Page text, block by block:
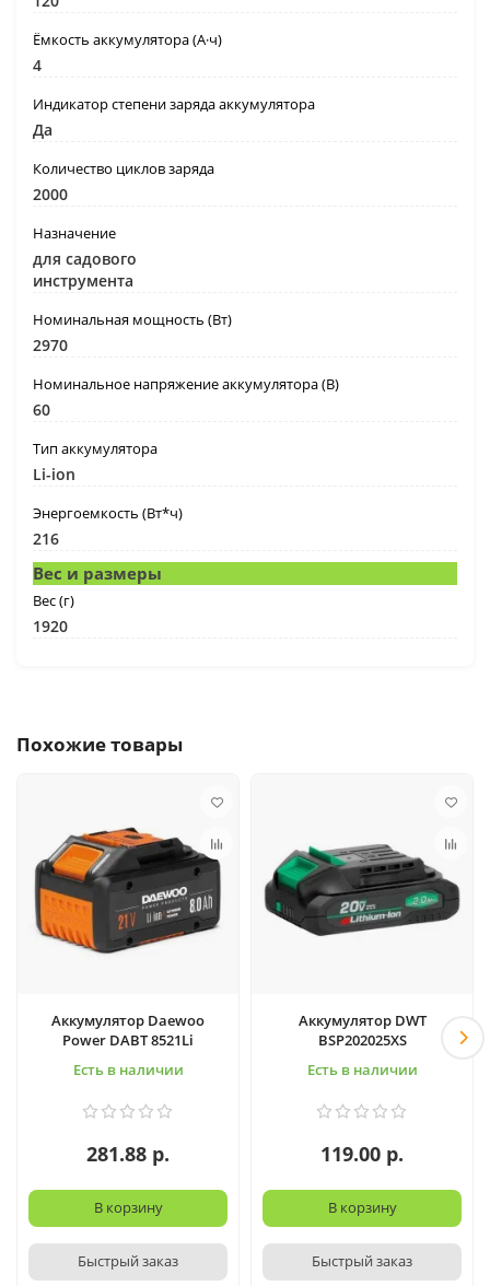
Ёмкость аккумулятора (А·ч)
4
Индикатор степени заряда аккумулятора
Да
Количество циклов заряда
2000
Назначение
для садового
инструмента
Номинальная мощность (Вт)
2970
Номинальное напряжение аккумулятора (В)
60
Тип аккумулятора
Li-ion
Энергоемкость (Вт*ч)
216
Вес и размеры
Вес (г)
1920
Похожие товары
Аккумулятор Daewoo
Power DABT 8521Li
Есть в наличии
281.88 р.
В корзину
Быстрый заказ
Аккумулятор DWT
BSP202025XS
Есть в наличии
119.00 р.
В корзину
Быстрый заказ